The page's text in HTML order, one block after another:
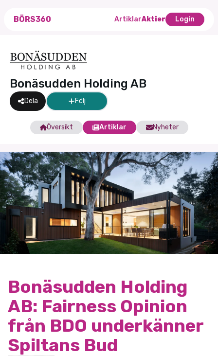
BÖRS360 ArtiklarAktier Login
Bonäsudden Holding AB
Dela Följ
Översikt Artiklar Nyheter
Bonäsudden Holding
AB: Fairness Opinion
från BDO underkänner
Spiltans Bud